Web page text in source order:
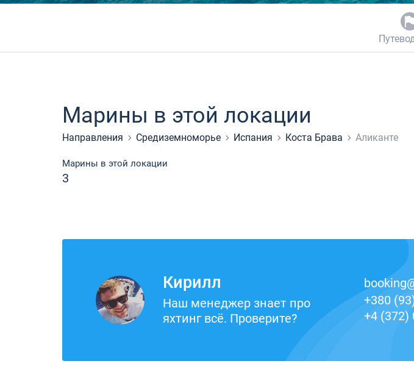
Марины в этой локации
Направления Средиземноморье Испания Коста Брава Аликанте
Марины в этой локации
3
Кирилл
Наш менеджер знает про
яхтинг всё. Проверите?
+380
+4 (372)